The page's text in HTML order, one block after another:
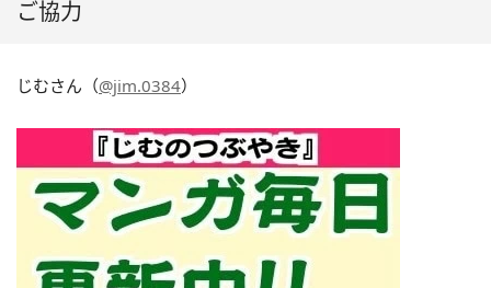
ご協力
じむさん（@jim.0384）